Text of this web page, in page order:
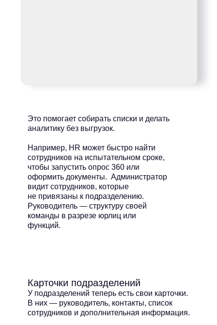
Это помогает собирать списки и делать
аналитику без выгрузок.
Например, HR может быстро найти
сотрудников на испытательном сроке,
чтобы запустить опрос 360 или
оформить документы. Администратор
видит сотрудников, которые
не привязаны к подразделению.
Руководитель — структуру своей
команды в разрезе юрлиц или
функций.
Карточки подразделений
У подразделений теперь есть свои карточки.
В них — руководитель, контакты, список
сотрудников и дополнительная информация.